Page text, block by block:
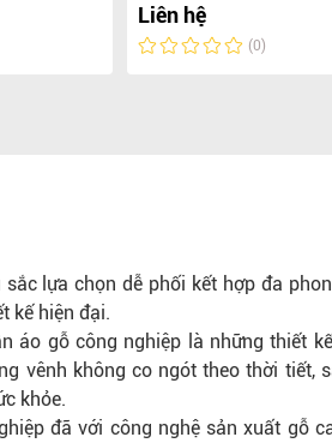
Liên hệ
(0)
lựa chọn dễ phối kết hợp đa
kế hiện đại.
áo gỗ công nghiệp là những thiết
vênh không co ngót theo thời tiết,
khỏe.
đã với công nghệ sản xuất gỗ